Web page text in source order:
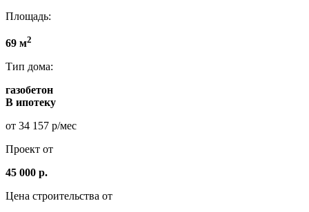
Площадь:
69 м2
Тип дома:
газобетон
В ипотеку
от 34 157 р/мес
Проект от
45 000 р.
Цена строительства от